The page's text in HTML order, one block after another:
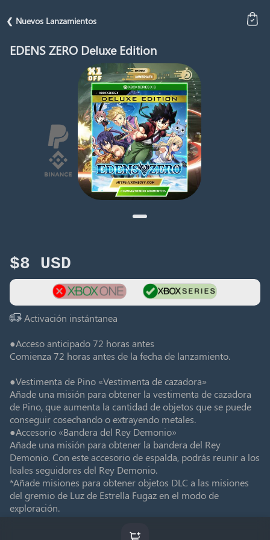
❮ Nuevos Lanzamientos
EDENS ZERO Deluxe Edition
$8 USD
Activación instántanea
●Acceso anticipado 72 horas antes
Comienza 72 horas antes de la fecha de lanzamiento.
●Vestimenta de Pino «Vestimenta de cazadora»
Añade una misión para obtener la vestimenta de cazadora
de Pino, que aumenta la cantidad de objetos que se puede
conseguir cosechando o extrayendo metales.
●Accesorio «Bandera del Rey Demonio»
Añade una misión para obtener la bandera del Rey
Demonio. Con este accesorio de espalda, podrás reunir a los
leales seguidores del Rey Demonio.
*Añade misiones para obtener objetos DLC a las misiones
del gremio de Luz de Estrella Fugaz en el modo de
exploración.